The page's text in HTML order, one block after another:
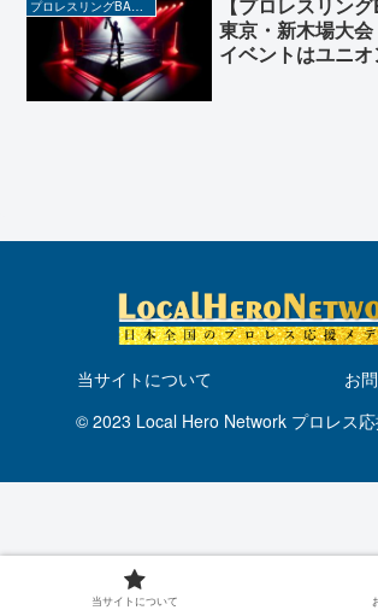
プロレスリングBASARA
東京・新木場大
イベントはユニ
座奪取！2024年
当サイトについて
お
© 2023 Local Hero Network プロレス
当サイトについて